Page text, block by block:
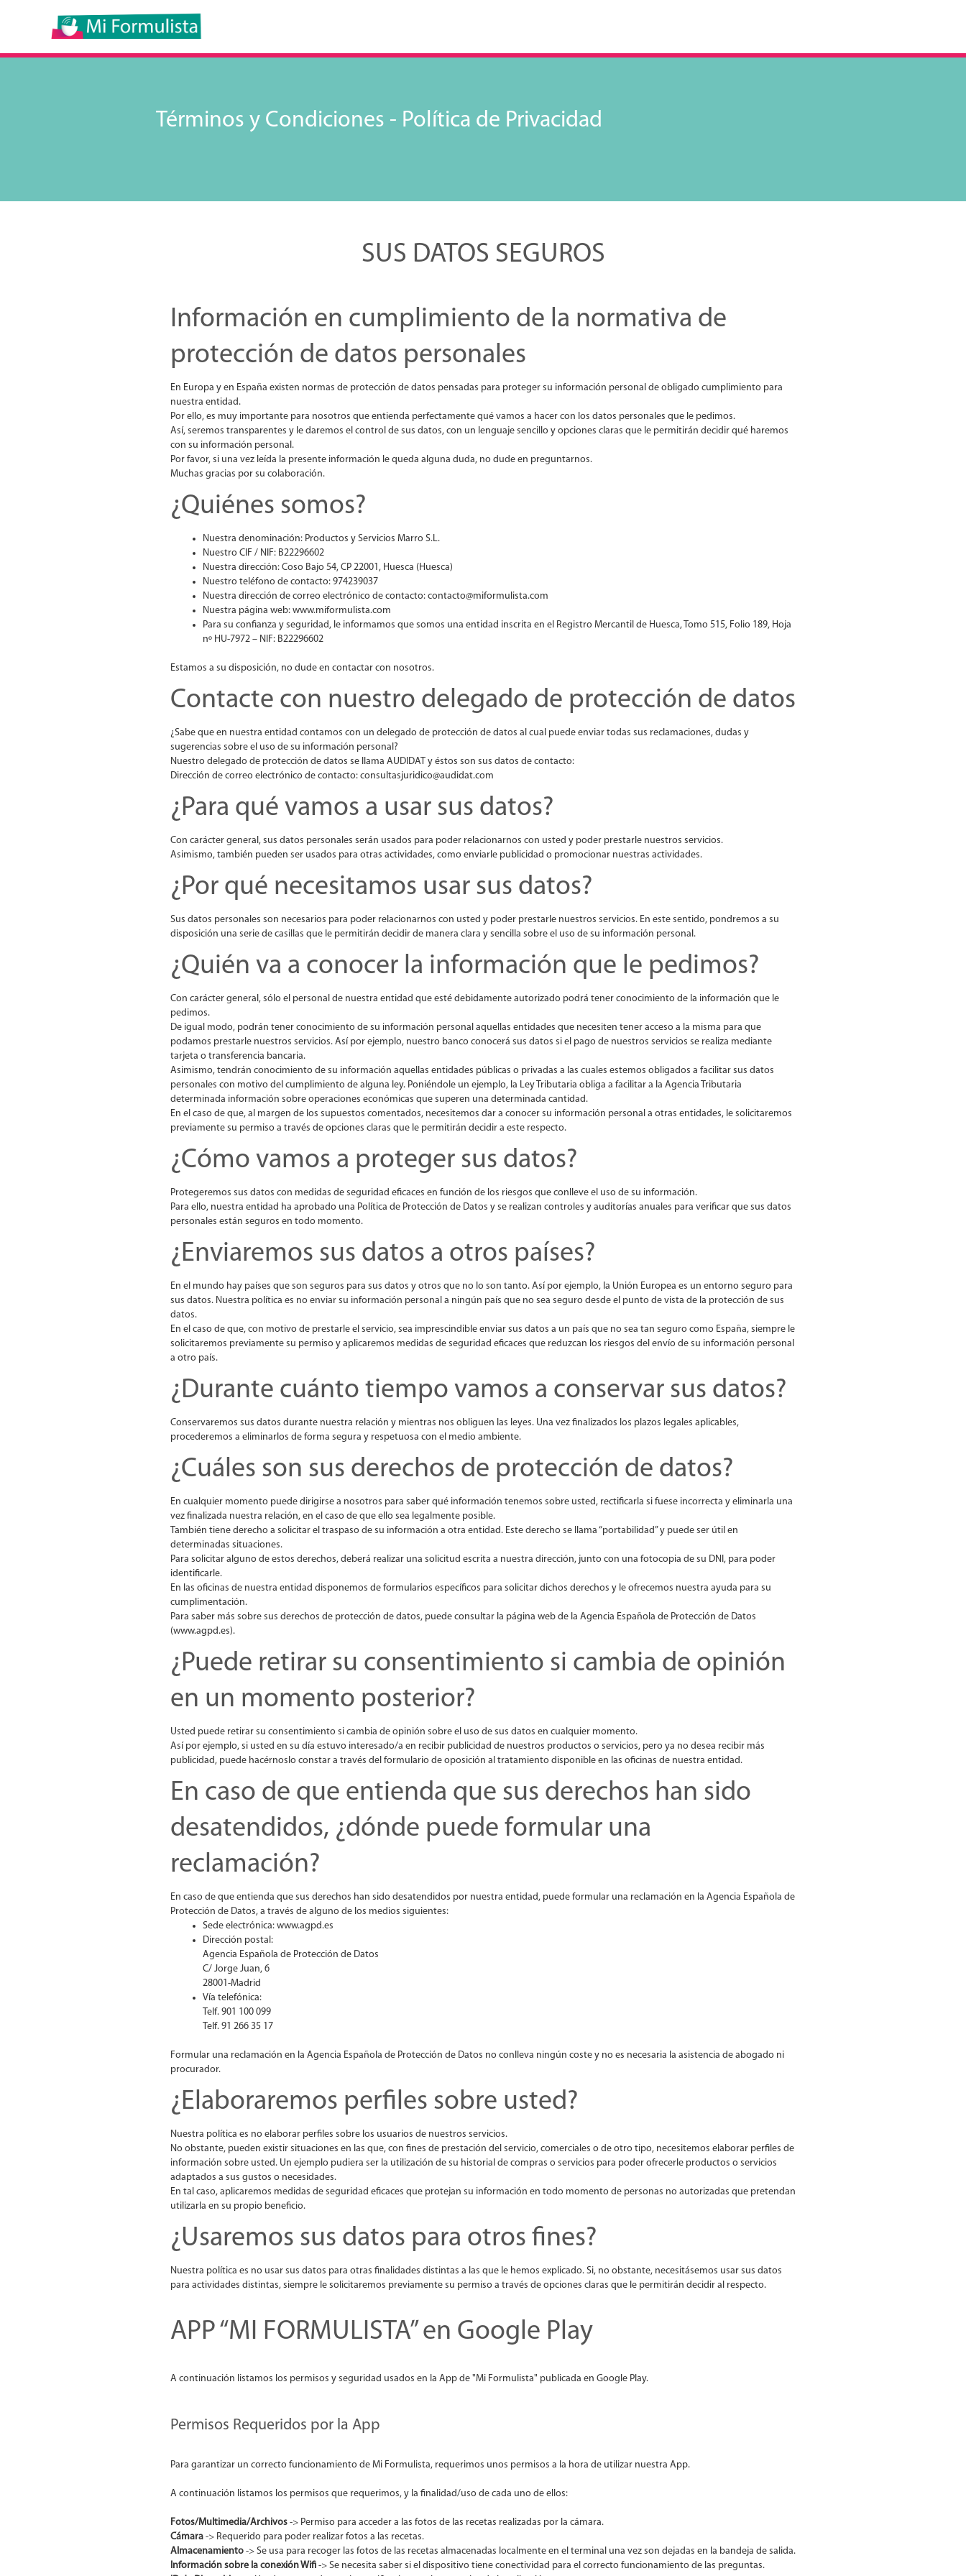
Términos y Condiciones - Política de Privacidad
SUS DATOS SEGUROS
Información en cumplimiento de la normativa de
protección de datos personales
En Europa y en España existen normas de protección de datos pensadas para proteger su información personal de obligado cumplimiento para
nuestra entidad.
Por ello, es muy importante para nosotros que entienda perfectamente qué vamos a hacer con los datos personales que le pedimos.
Así, seremos transparentes y le daremos el control de sus datos, con un lenguaje sencillo y opciones claras que le permitirán decidir qué haremos
con su información personal.
Por favor, si una vez leída la presente información le queda alguna duda, no dude en preguntarnos.
Muchas gracias por su colaboración.
¿Quiénes somos?
Nuestra denominación: Productos y Servicios Marro S.L.
Nuestro CIF / NIF: B22296602
Nuestra dirección: Coso Bajo 54, CP 22001, Huesca (Huesca)
Nuestro teléfono de contacto: 974239037
Nuestra dirección de correo electrónico de contacto: contacto@miformulista.com
Nuestra página web: www.miformulista.com
Para su confianza y seguridad, le informamos que somos una entidad inscrita en el Registro Mercantil de Huesca, Tomo 515, Folio 189, Hoja
nº HU-7972 – NIF: B22296602
Estamos a su disposición, no dude en contactar con nosotros.
Contacte con nuestro delegado de protección de datos
¿Sabe que en nuestra entidad contamos con un delegado de protección de datos al cual puede enviar todas sus reclamaciones, dudas y
sugerencias sobre el uso de su información personal?
Nuestro delegado de protección de datos se llama AUDIDAT y éstos son sus datos de contacto:
Dirección de correo electrónico de contacto: consultasjuridico@audidat.com
¿Para qué vamos a usar sus datos?
Con carácter general, sus datos personales serán usados para poder relacionarnos con usted y poder prestarle nuestros servicios.
Asimismo, también pueden ser usados para otras actividades, como enviarle publicidad o promocionar nuestras actividades.
¿Por qué necesitamos usar sus datos?
Sus datos personales son necesarios para poder relacionarnos con usted y poder prestarle nuestros servicios. En este sentido, pondremos a su
disposición una serie de casillas que le permitirán decidir de manera clara y sencilla sobre el uso de su información personal.
¿Quién va a conocer la información que le pedimos?
Con carácter general, sólo el personal de nuestra entidad que esté debidamente autorizado podrá tener conocimiento de la información que le
pedimos.
De igual modo, podrán tener conocimiento de su información personal aquellas entidades que necesiten tener acceso a la misma para que
podamos prestarle nuestros servicios. Así por ejemplo, nuestro banco conocerá sus datos si el pago de nuestros servicios se realiza mediante
tarjeta o transferencia bancaria.
Asimismo, tendrán conocimiento de su información aquellas entidades públicas o privadas a las cuales estemos obligados a facilitar sus datos
personales con motivo del cumplimiento de alguna ley. Poniéndole un ejemplo, la Ley Tributaria obliga a facilitar a la Agencia Tributaria
determinada información sobre operaciones económicas que superen una determinada cantidad.
En el caso de que, al margen de los supuestos comentados, necesitemos dar a conocer su información personal a otras entidades, le solicitaremos
previamente su permiso a través de opciones claras que le permitirán decidir a este respecto.
¿Cómo vamos a proteger sus datos?
Protegeremos sus datos con medidas de seguridad eficaces en función de los riesgos que conlleve el uso de su información.
Para ello, nuestra entidad ha aprobado una Política de Protección de Datos y se realizan controles y auditorías anuales para verificar que sus datos
personales están seguros en todo momento.
¿Enviaremos sus datos a otros países?
En el mundo hay países que son seguros para sus datos y otros que no lo son tanto. Así por ejemplo, la Unión Europea es un entorno seguro para
sus datos. Nuestra política es no enviar su información personal a ningún país que no sea seguro desde el punto de vista de la protección de sus
datos.
En el caso de que, con motivo de prestarle el servicio, sea imprescindible enviar sus datos a un país que no sea tan seguro como España, siempre le
solicitaremos previamente su permiso y aplicaremos medidas de seguridad eficaces que reduzcan los riesgos del envío de su información personal
a otro país.
¿Durante cuánto tiempo vamos a conservar sus datos?
Conservaremos sus datos durante nuestra relación y mientras nos obliguen las leyes. Una vez finalizados los plazos legales aplicables,
procederemos a eliminarlos de forma segura y respetuosa con el medio ambiente.
¿Cuáles son sus derechos de protección de datos?
En cualquier momento puede dirigirse a nosotros para saber qué información tenemos sobre usted, rectificarla si fuese incorrecta y eliminarla una
vez finalizada nuestra relación, en el caso de que ello sea legalmente posible.
También tiene derecho a solicitar el traspaso de su información a otra entidad. Este derecho se llama “portabilidad” y puede ser útil en
determinadas situaciones.
Para solicitar alguno de estos derechos, deberá realizar una solicitud escrita a nuestra dirección, junto con una fotocopia de su DNI, para poder
identificarle.
En las oficinas de nuestra entidad disponemos de formularios específicos para solicitar dichos derechos y le ofrecemos nuestra ayuda para su
cumplimentación.
Para saber más sobre sus derechos de protección de datos, puede consultar la página web de la Agencia Española de Protección de Datos
(www.agpd.es).
¿Puede retirar su consentimiento si cambia de opinión
en un momento posterior?
Usted puede retirar su consentimiento si cambia de opinión sobre el uso de sus datos en cualquier momento.
Así por ejemplo, si usted en su día estuvo interesado/a en recibir publicidad de nuestros productos o servicios, pero ya no desea recibir más
publicidad, puede hacérnoslo constar a través del formulario de oposición al tratamiento disponible en las oficinas de nuestra entidad.
En caso de que entienda que sus derechos han sido
desatendidos, ¿dónde puede formular una
reclamación?
En caso de que entienda que sus derechos han sido desatendidos por nuestra entidad, puede formular una reclamación en la Agencia Española de
Protección de Datos, a través de alguno de los medios siguientes:
Sede electrónica: www.agpd.es
Dirección postal:
Agencia Española de Protección de Datos
C/ Jorge Juan, 6
28001-Madrid
Vía telefónica:
Telf. 901 100 099
Telf. 91 266 35 17
Formular una reclamación en la Agencia Española de Protección de Datos no conlleva ningún coste y no es necesaria la asistencia de abogado ni
procurador.
¿Elaboraremos perfiles sobre usted?
Nuestra política es no elaborar perfiles sobre los usuarios de nuestros servicios.
No obstante, pueden existir situaciones en las que, con fines de prestación del servicio, comerciales o de otro tipo, necesitemos elaborar perfiles de
información sobre usted. Un ejemplo pudiera ser la utilización de su historial de compras o servicios para poder ofrecerle productos o servicios
adaptados a sus gustos o necesidades.
En tal caso, aplicaremos medidas de seguridad eficaces que protejan su información en todo momento de personas no autorizadas que pretendan
utilizarla en su propio beneficio.
¿Usaremos sus datos para otros fines?
Nuestra política es no usar sus datos para otras finalidades distintas a las que le hemos explicado. Si, no obstante, necesitásemos usar sus datos
para actividades distintas, siempre le solicitaremos previamente su permiso a través de opciones claras que le permitirán decidir al respecto.
APP “MI FORMULISTA” en Google Play
A continuación listamos los permisos y seguridad usados en la App de "Mi Formulista" publicada en Google Play.
Permisos Requeridos por la App
Para garantizar un correcto funcionamiento de Mi Formulista, requerimos unos permisos a la hora de utilizar nuestra App.
A continuación listamos los permisos que requerimos, y la finalidad/uso de cada uno de ellos:
Fotos/Multimedia/Archivos -> Permiso para acceder a las fotos de las recetas realizadas por la cámara.
Cámara -> Requerido para poder realizar fotos a las recetas.
Almacenamiento -> Se usa para recoger las fotos de las recetas almacenadas localmente en el terminal una vez son dejadas en la bandeja de salida.
Información sobre la conexión Wifi -> Se necesita saber si el dispositivo tiene conectividad para el correcto funcionamiento de las preguntas.